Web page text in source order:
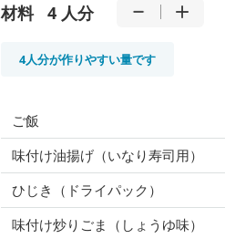
材料 4 人分
4人分が作りやすい量です
ご飯
味付け油揚げ（いなり寿司用）
ひじき（ドライパック）
味付け炒りごま（しょうゆ味）